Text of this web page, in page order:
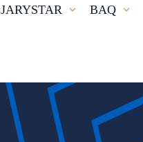
JARYSTAR BAQ